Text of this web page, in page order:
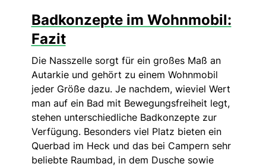
Badkonzepte im Wohnmobil:
Fazit
Die Nasszelle sorgt für ein großes Maß an
Autarkie und gehört zu einem Wohnmobil
jeder Größe dazu. Je nachdem, wieviel Wert
man auf ein Bad mit Bewegungsfreiheit legt,
stehen unterschiedliche Badkonzepte zur
Verfügung. Besonders viel Platz bieten ein
Querbad im Heck und das bei Campern sehr
beliebte Raumbad, in dem Dusche sowie